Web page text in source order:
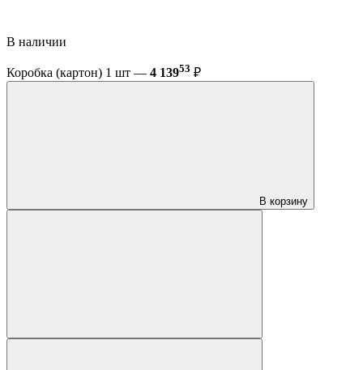
В наличии
Коробка (картон) 1 шт — 4 13953 ₽
В корзину